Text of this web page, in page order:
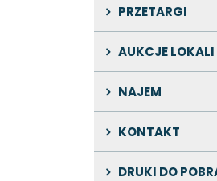
PRZETARGI
AUKCJE LOKALI
NAJEM
KONTAKT
DRUKI DO